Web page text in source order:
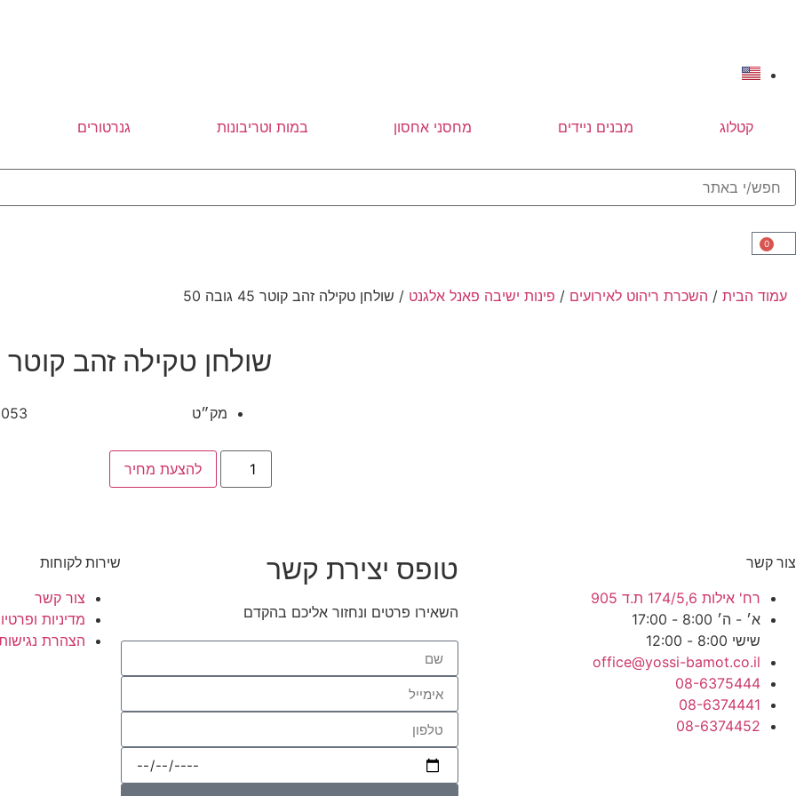
קטלוג מבנים ניידים מחסני אחסון במות וטריבונות גנרטורים
0
עמוד הבית / השכרת ריהוט לאירועים / פינות ישיבה פאנל אלגנט / שולחן טקילה זהב קוטר 45 גובה 50
שולחן טקילה זהב קוטר 45 גובה 50
מק״ט
להצעת מחיר
צור קשר
רח' אילות 174/5,6 ת.ד 905
א׳ - ה׳ 8:00 - 17:00
שישי 8:00 - 12:00
office@yossi-bamot.co.il
08-6375444
08-6374441
08-6374452
טופס יצירת קשר
השאירו פרטים ונחזור אליכם בהקדם
שירות לקוחות
צור קשר
מדיניות
הצהרת